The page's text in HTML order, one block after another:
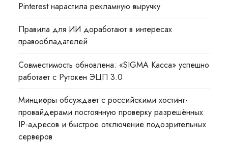
Pinterest нарастила рекламную выручку
Правила для ИИ доработают в интересах
правообладателей
Совместимость обновлена: «SIGMA Касса» успешно
работает с Рутокен ЭЦП 3.0
Минцифры обсуждает с российскими хостинг-
провайдерами постоянную проверку разрешённых
IP-адресов и быстрое отключение подозрительных
серверов